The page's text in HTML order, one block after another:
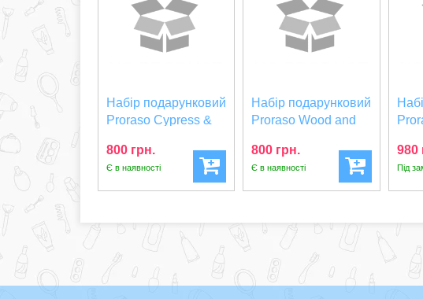
Набір подарунковий
Proraso Cypress &
800 грн.
Є в наявності
Набір подарунковий
Proraso Wood and
800 грн.
Є в наявності
980
Під